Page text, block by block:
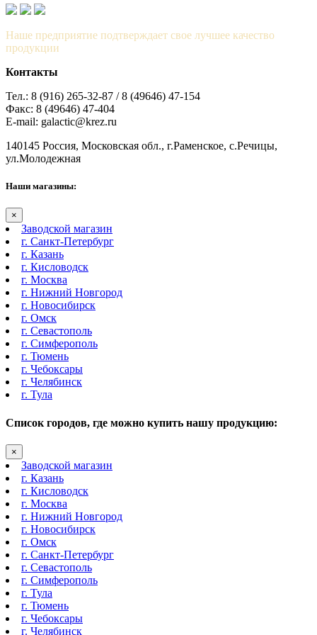
Наше предприятие подтверждает свое лучшее качество
продукции
Контакты
Тел.: 8 (916) 265-32-87 / 8 (49646) 47-154
Факс: 8 (49646) 47-404
E-mail: galactic@krez.ru
140145 Россия, Московская обл., г.Раменское, с.Речицы,
ул.Молодежная
Наши магазины:
×
Заводской магазин
г. Санкт-Петербург
г. Казань
г. Кисловодск
г. Москва
г. Нижний Новгород
г. Новосибирск
г. Омск
г. Севастополь
г. Симферополь
г. Тюмень
г. Чебоксары
г. Челябинск
г. Тула
Список городов, где можно купить нашу продукцию:
×
Заводской магазин
г. Казань
г. Кисловодск
г. Москва
г. Нижний Новгород
г. Новосибирск
г. Омск
г. Санкт-Петербург
г. Севастополь
г. Симферополь
г. Тула
г. Тюмень
г. Чебоксары
г. Челябинск